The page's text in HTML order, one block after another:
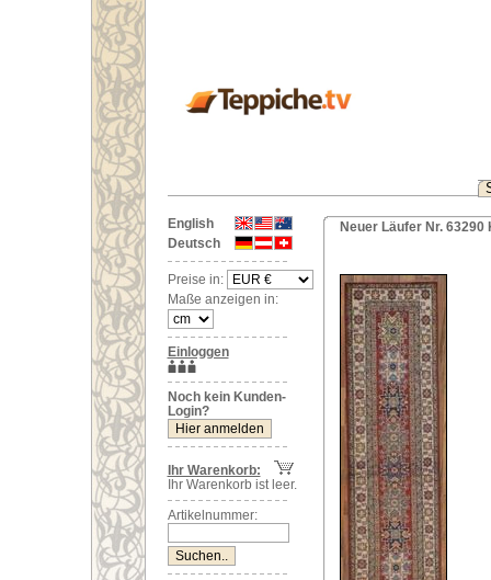
English
Deutsch
Preise in:
Maße anzeigen in:
Einloggen
Noch kein Kunden-
Login?
Ihr Warenkorb:
Ihr Warenkorb ist leer.
Artikelnummer:
Neuer Läufer Nr.